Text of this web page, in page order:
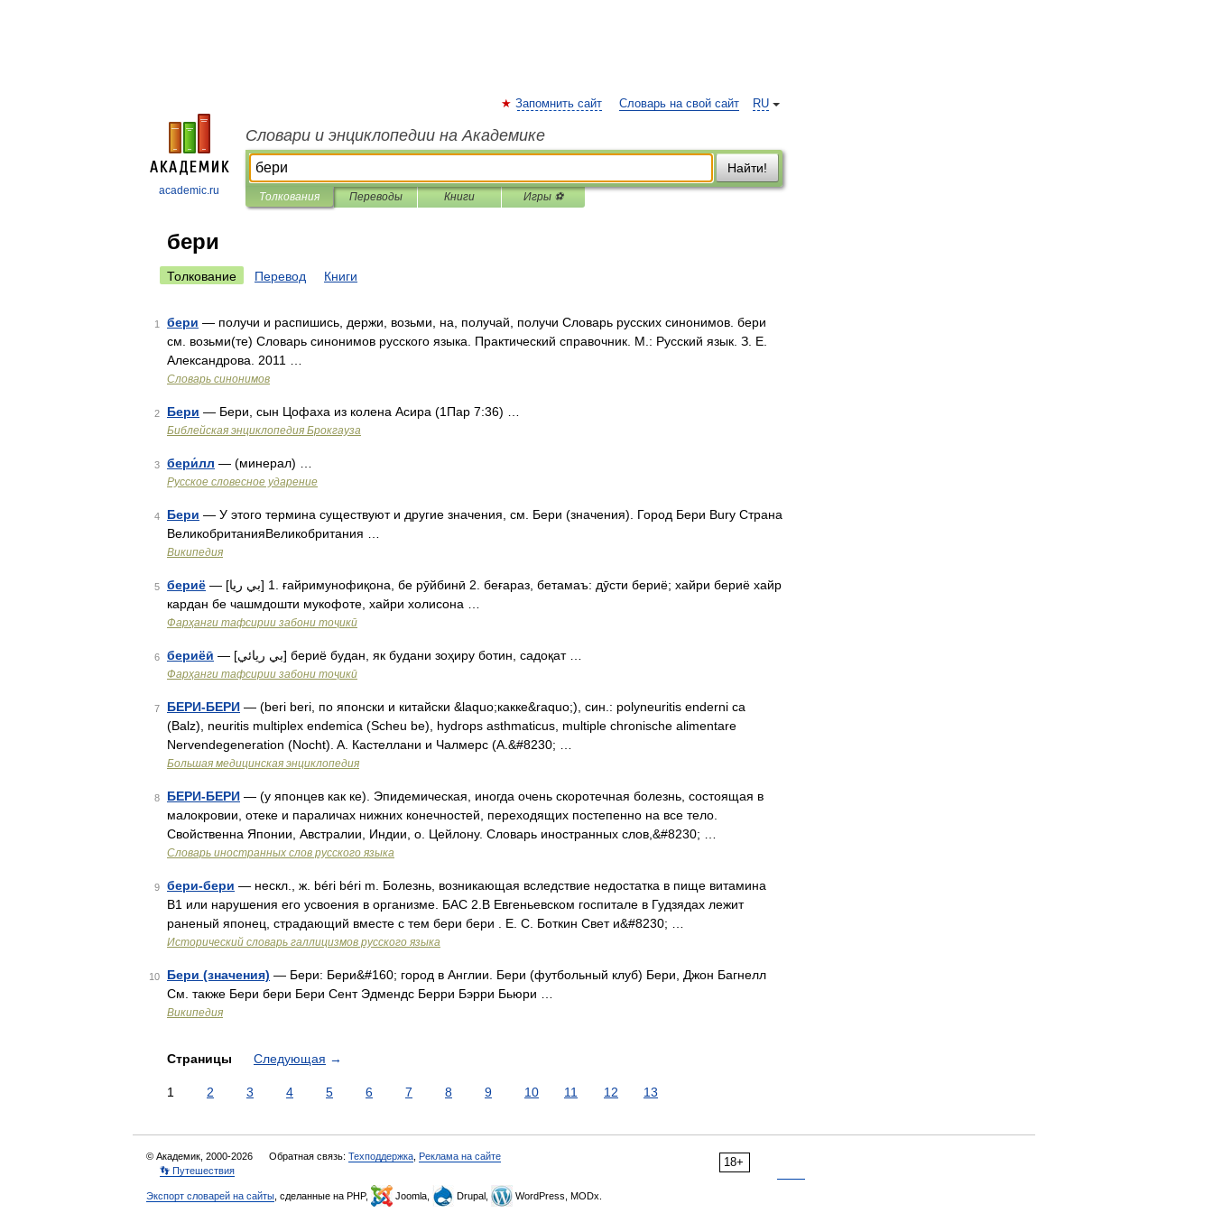
academic.ru
RU
Запомнить сайт Словарь на свой сайт
Словари и энциклопедии на Академике
Найти!
Толкования Переводы Книги Игры ⚽
бери
Толкование Перевод Книги
1 бери — получи и распишись, держи, возьми, на, получай, получи Словарь русских синонимов. бери
см. возьми(те) Словарь синонимов русского языка. Практический справочник. М.: Русский язык. З. Е.
Александрова. 2011 …
Словарь синонимов
2 Бери — Бери, сын Цофаха из колена Асира (1Пар 7:36) …
Библейская энциклопедия Брокгауза
3 бери́лл — (минерал) …
Русское словесное ударение
4 Бери — У этого термина существуют и другие значения, см. Бери (значения). Город Бери Bury Страна
ВеликобританияВеликобритания …
Википедия
5 бериё — [بي ريا] 1. ғайримунофиқона, бе рӯйбинӣ 2. беғараз, бетамаъ: дӯсти бериё; хайри бериё хайр
кардан бе чашмдошти мукофоте, хайри холисона …
Фарҳанги тафсирии забони тоҷикӣ
6 бериёӣ — [بي ريائي] бериё будан, як будани зоҳиру ботин, садоқат …
Фарҳанги тафсирии забони тоҷикӣ
7 БЕРИ-БЕРИ — (beri beri, по японски и китайски &laquo;какке&raquo;), син.: polyneuritis enderni са
(Balz), neuritis multiplex endemica (Scheu be), hydrops asthmaticus, multiple chronische alimentare
Nervendegeneration (Nocht). A. Кастеллани и Чалмерс (A.&#8230; …
Большая медицинская энциклопедия
8 БЕРИ-БЕРИ — (у японцев как ке). Эпидемическая, иногда очень скоротечная болезнь, состоящая в
малокровии, отеке и параличах нижних конечностей, переходящих постепенно на все тело.
Свойственна Японии, Австралии, Индии, о. Цейлону. Словарь иностранных слов,&#8230; …
Словарь иностранных слов русского языка
9 бери-бери — нескл., ж. béri béri m. Болезнь, возникающая вследствие недостатка в пище витамина
B1 или нарушения его усвоения в организме. БАС 2.В Евгеньевском госпитале в Гудзядах лежит
раненый японец, страдающий вместе с тем бери бери . Е. С. Боткин Свет и&#8230; …
Исторический словарь галлицизмов русского языка
10 Бери (значения) — Бери: Бери&#160; город в Англии. Бери (футбольный клуб) Бери, Джон Багнелл
См. также Бери бери Бери Сент Эдмендс Берри Бэрри Бьюри …
Википедия
Страницы Следующая →
1 2 3 4 5 6 7 8 9 10 11 12 13
18+
© Академик, 2000-2026 Обратная связь: Техподдержка Реклама на сайте
👣 Путешествия
Экспорт словарей на сайты , сделанные на PHP, Joomla, Drupal, WordPress, MODx.